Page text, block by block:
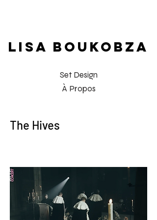
LISA BOUKOBZA
Set Design
À Propos
The Hives